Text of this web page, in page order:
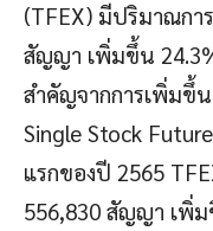
(TFEX) มีปริมาณกา
สัญญา เพิ่มขึ้น
สำคัญจากการเพิ่มขึ้
Single Stock
แรกของปี 2565
556,830 สัญญา เพิ่ม